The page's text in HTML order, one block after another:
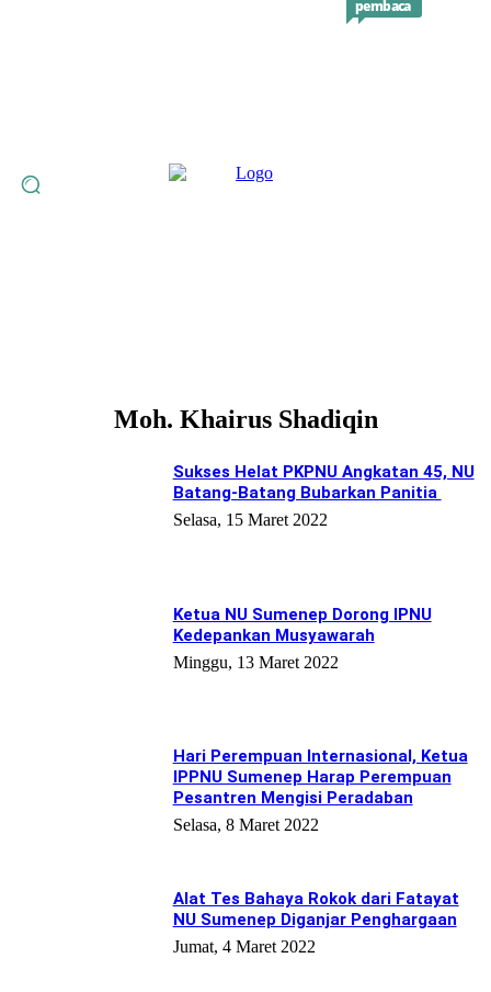
Moh. Khairus Shadiqin
Sukses Helat PKPNU Angkatan 45, NU
Batang-Batang Bubarkan Panitia
Selasa, 15 Maret 2022
Ketua NU Sumenep Dorong IPNU
Kedepankan Musyawarah
Minggu, 13 Maret 2022
Hari Perempuan Internasional, Ketua
IPPNU Sumenep Harap Perempuan
Pesantren Mengisi Peradaban
Selasa, 8 Maret 2022
Alat Tes Bahaya Rokok dari Fatayat
NU Sumenep Diganjar Penghargaan
Jumat, 4 Maret 2022
redaksi
pembaca